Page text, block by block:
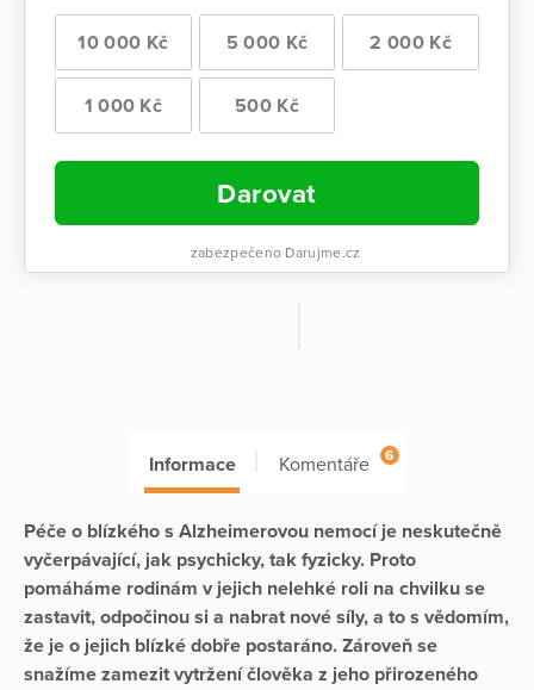
10 000 Kč 5 000 Kč 2 000 Kč
1 000 Kč 500 Kč
Darovat
zabezpečeno Darujme.cz
Informace Komentáře 6
Péče o blízkého s Alzheimerovou nemocí je neskutečně
vyčerpávající, jak psychicky, tak fyzicky. Proto
pomáháme rodinám v jejich nelehké roli na chvilku se
zastavit, odpočinou si a nabrat nové síly, a to s vědomím,
že je o jejich blízké dobře postaráno. Zároveň se
snažíme zamezit vytržení člověka z jeho přirozeného